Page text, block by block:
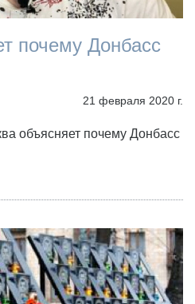
почему Донбасс
21 февраля 2020 г.
объясняет почему Донбасс